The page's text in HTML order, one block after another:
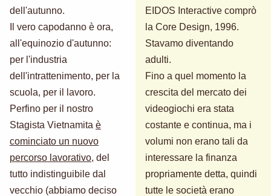
dell'autunno.
Il vero capodanno è ora,
all'equinozio d'autunno:
per l'industria
dell'intrattenimento, per la
scuola, per il lavoro.
Perfino per il nostro
Stagista Vietnamita è
cominciato un nuovo
percorso lavorativo, del
tutto indistinguibile dal
vecchio (abbiamo deciso
EIDOS Interactive comprò
la Core Design, 1996.
Stavamo diventando
adulti.
Fino a quel momento la
crescita del mercato dei
videogiochi era stata
costante e continua, ma i
volumi non erano tali da
interessare la finanza
propriamente detta, quindi
tutte le società erano